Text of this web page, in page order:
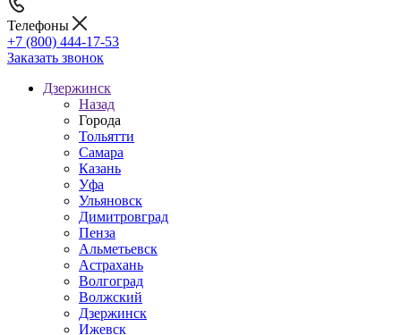
Телефоны
+7 (800) 444-17-53
Заказать звонок
Дзержинск
Назад
Города
Тольятти
Самара
Казань
Уфа
Ульяновск
Димитровград
Пенза
Альметьевск
Астрахань
Волгоград
Волжский
Дзержинск
Ижевск